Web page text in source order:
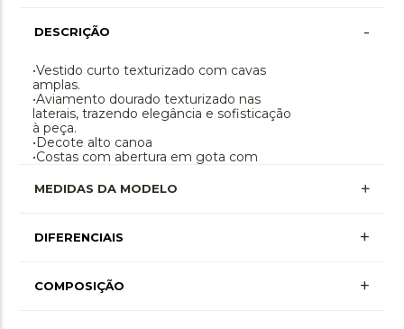
DESCRIÇÃO -
•Vestido curto texturizado com cavas
amplas.
•Aviamento dourado texturizado nas
laterais, trazendo elegância e sofisticação
à peça.
•Decote alto canoa
•Costas com abertura em gota com
MEDIDAS DA MODELO
DIFERENCIAIS +
COMPOSIÇÃO +